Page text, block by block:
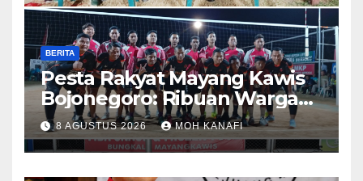
BERITA
​Pesta Rakyat Mayang Kawis
Bojonegoro: Ribuan Warga
Tumplek Blek Saksikan Final
Voli, Kades 3 Periode Dipuji
Setinggi Langit
8 AGUSTUS 2026 MOH KANAFI